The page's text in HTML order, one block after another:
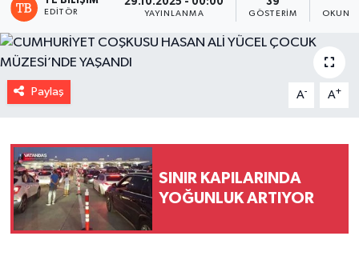
EDITÖR
29.10.2025 - 00:00
YAYINLANMA
39
GÖSTERIM
Paylaş A- A+
SINIR KAPILARINDA
YOĞUNLUK ARTIYOR